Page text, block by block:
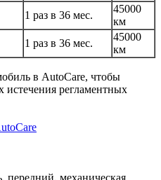
1 раз в 36 мес.
45000
км
1 раз в 36 мес.
45000
км
в AutoCare, чтобы
истечения регламентных
передний, механическая